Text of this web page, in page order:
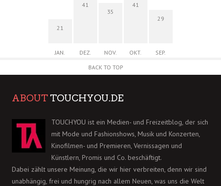
21
JAN.
41
DEZ.
35
NOV.
41
OKT.
29
SEP.
BACK TO TOP
ABOUT TOUCHYOU.DE
TOUCHYOU ist ein Medien- und Freizeitblog, der sich
mit Mode und Fashionshows, Musik und Konzerten,
Kinofilmen- und Premieren, Vernissagen und
Künstlern, Promis und Co. beschäftigt.
Dabei zählt unsere Meinung, die wir hier verbreiten, denn wir sind
unabhängig, frei und hungrig nach allem Neuen, was uns die Welt